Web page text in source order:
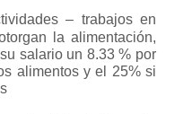
– trabajos en
la alimentación,
salario un 8.33 % por
alimentos y el 25% si